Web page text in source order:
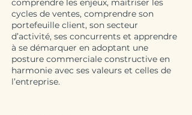
comprendre les enjeux, maitriser les
cycles de ventes, comprendre son
portefeuille client, son secteur
d’activité, ses concurrents et apprendre
à se démarquer en adoptant une
posture commerciale constructive en
harmonie avec ses valeurs et celles de
l’entreprise.